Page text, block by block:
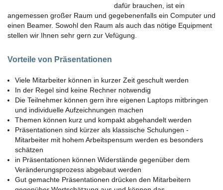
dafür brauchen, ist ein
angemessen großer Raum und gegebenenfalls ein Computer und
einen Beamer. Sowohl den Raum als auch das nötige Equipment
stellen wir Ihnen sehr gern zur Vefügung.
Vorteile von Präsentationen
Viele Mitarbeiter können in kurzer Zeit geschult werden
In der Regel sind keine Rechner notwendig
Die Teilnehmer können gern ihre eigenen Laptops mitbringen
und individuelle Aufzeichnungen machen
Themen können kurz und kompakt abgehandelt werden
Präsentationen sind kürzer als klassische Schulungen -
Mitarbeiter mit hohem Arbeitspensum werden es besonders
schätzen
in Präsentationen können Widerstände gegenüber dem
Veränderungsprozess abgebaut werden
Gut gemachte Präsentationen drücken den Mitarbeitern